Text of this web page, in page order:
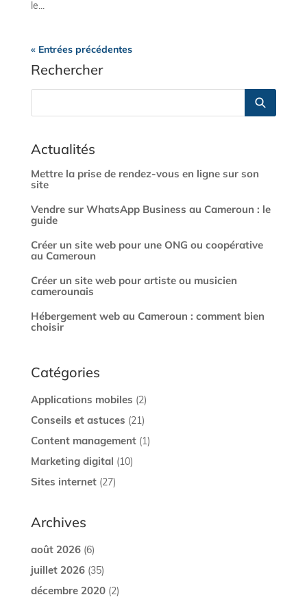
le...
« Entrées précédentes
Rechercher
Actualités
Mettre la prise de rendez-vous en ligne sur son
site
Vendre sur WhatsApp Business au Cameroun : le
guide
Créer un site web pour une ONG ou coopérative
au Cameroun
Créer un site web pour artiste ou musicien
camerounais
Hébergement web au Cameroun : comment bien
choisir
Catégories
Applications mobiles (2)
Conseils et astuces (21)
Content management(1)
Marketing digital (10)
Sites internet(27)
Archives
août 2026(6)
juillet 2026(35)
décembre 2020(2)